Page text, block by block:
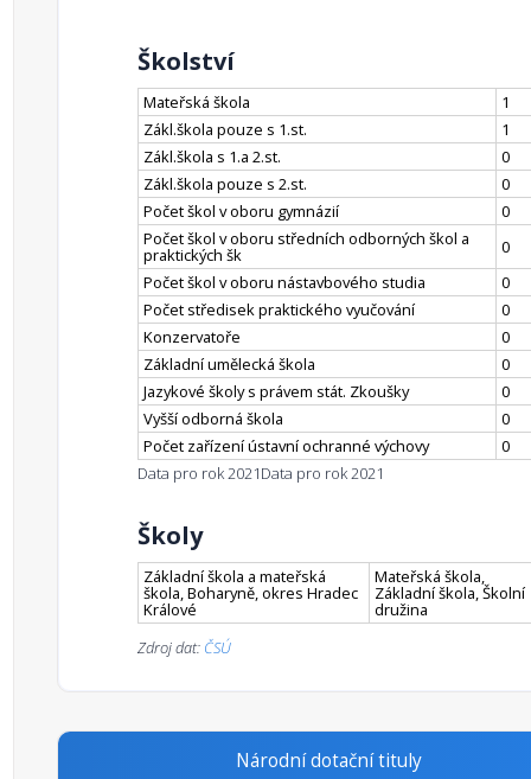
Školství
Mateřská škola
1
Zákl.škola pouze s 1.st.
1
Zákl.škola s 1.a 2.st.
0
Zákl.škola pouze s 2.st.
0
Počet škol v oboru gymnázií
0
Počet škol v oboru středních odborných škol a
praktických šk
0
Počet škol v oboru nástavbového studia
0
Počet středisek praktického vyučování
0
Konzervatoře
0
Základní umělecká škola
0
Jazykové školy s právem stát. Zkoušky
0
Vyšší odborná škola
0
Počet zařízení ústavní ochranné výchovy
0
Data pro rok 2021Data pro rok 2021
Školy
Základní škola a mateřská
škola, Boharyně, okres Hradec
Králové
Mateřská škola,
Základní škola, Školní
družina
Zdroj dat: ČSÚ
Národní dotační tituly